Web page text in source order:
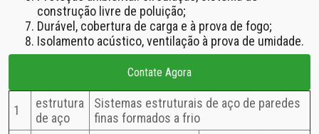
construção livre de poluição;
Durável, cobertura de carga e à prova de fogo;
Isolamento acústico, ventilação à prova de umidade.
Contate Agora
1
estrutura
de aço
Sistemas estruturais de aço de paredes
finas formados a frio